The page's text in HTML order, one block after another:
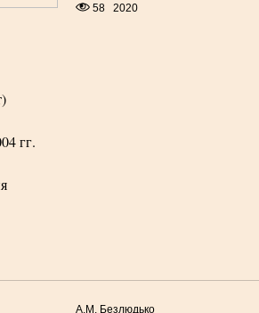
гг.
58 2020
А.М. Безлюдько